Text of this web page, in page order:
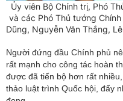
Ủy viên Bộ Chính trị, Phó
và các Phó Thủ tướng
Dũng, Nguyễn Văn Thắng,
Người đứng đầu Chính phủ
rất mạnh cho công tác hoàn
được đã tiến bộ hơn rất
thảo luật trình Quốc hội, đẩy